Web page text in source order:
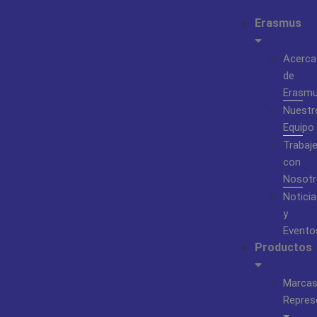
Erasmus
Acerca
de
Equipo
Trabaje
con
y
Productos
Marcas